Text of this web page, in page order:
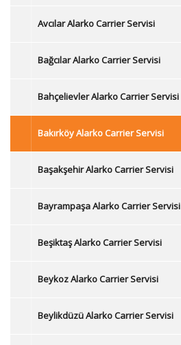
Avcılar Alarko Carrier Servisi
Bağcılar Alarko Carrier Servisi
Bahçelievler Alarko Carrier Servisi
Bakırköy Alarko Carrier Servisi
Başakşehir Alarko Carrier Servisi
Bayrampaşa Alarko Carrier Servisi
Beşiktaş Alarko Carrier Servisi
Beykoz Alarko Carrier Servisi
Beylikdüzü Alarko Carrier Servisi